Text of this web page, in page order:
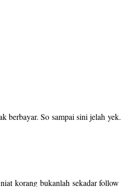
So sampai sini jelah
korang bukanlah sekadar